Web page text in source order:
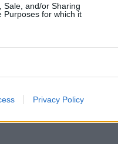
Sale, and/or Sharing
Purposes for which it
Privacy Policy